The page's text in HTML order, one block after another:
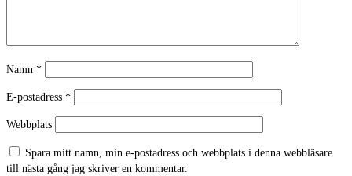
Namn *
E-postadress *
Webbplats
Spara mitt namn, min e-postadress och webbplats i denna webbläsare
till nästa gång jag skriver en kommentar.